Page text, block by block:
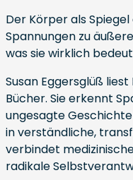
Der Körper als
Spannungen zu
was sie wirklich
Susan Eggersglüß
Bücher. Sie erkennt
ungesagte
in verständliche,
verbindet
radikale